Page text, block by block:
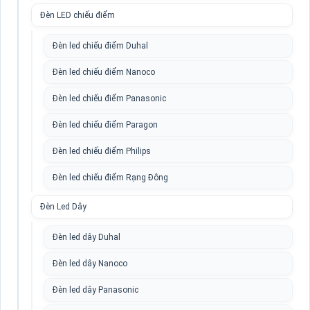
Đèn LED chiếu điểm
Đèn led chiếu điểm Duhal
Đèn led chiếu điểm Nanoco
Đèn led chiếu điểm Panasonic
Đèn led chiếu điểm Paragon
Đèn led chiếu điểm Philips
Đèn led chiếu điểm Rạng Đông
Đèn Led Dây
Đèn led dây Duhal
Đèn led dây Nanoco
Đèn led dây Panasonic